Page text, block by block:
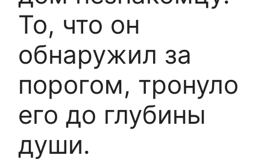
То, что он
обнаружил за
порогом, тронуло
его до глубины
души.